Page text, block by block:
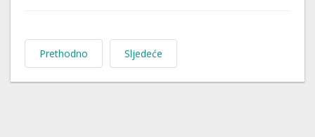
Prethodno Sljedeće